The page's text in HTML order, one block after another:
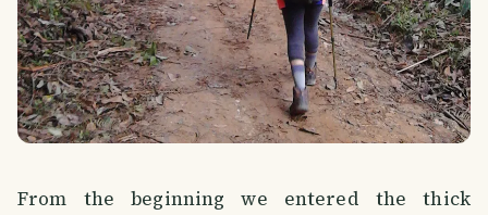
From the beginning we entered the thick